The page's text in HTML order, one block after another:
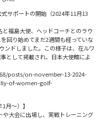
サポートの開始（2024年11月13
福島大使、ヘッドコーチとのラウ
回り始めてまだ2週間も経っていな
ンドしました。この様子は、在ルワ
として掲載され、日本大使館によ
posts/on-november-13-2024-
of-women-golf-
月〜）】
大会に出場し、実戦トレーニング